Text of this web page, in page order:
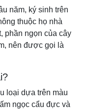
năm, ký sinh trên
thuộc họ nhà
phần ngọn của cây
nên được gọi là
loại dựa trên màu
ngọc cẩu đực và